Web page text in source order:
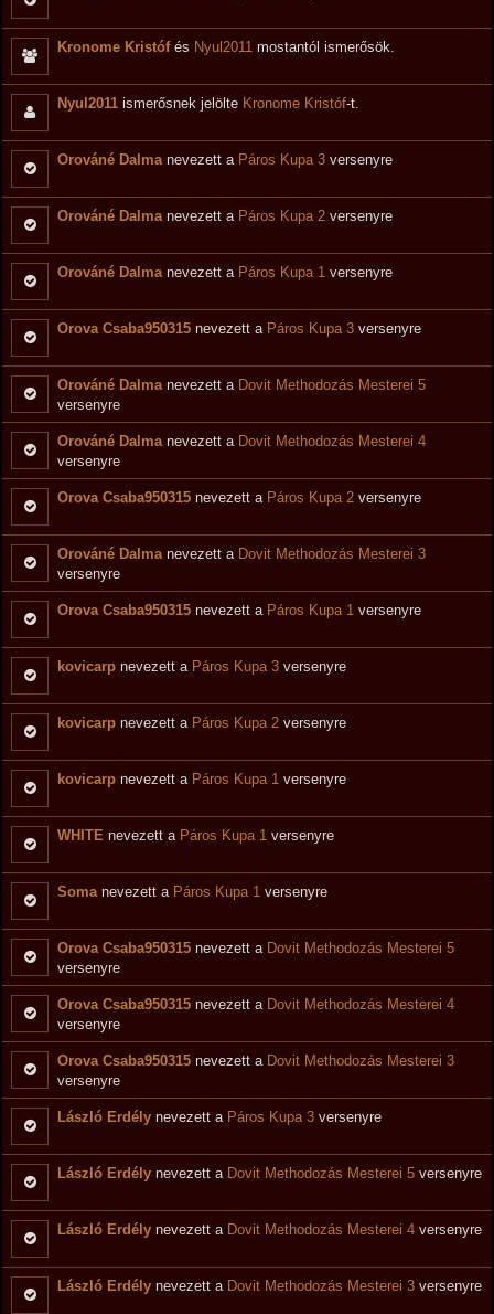
Kronome Kristófés Nyul2011 mostantól ismerősök.
Nyul2011 ismerősnek jelölte Kronome Kristóf-t.
Orováné Dalma nevezett a Páros Kupa 3 versenyre
Orováné Dalma nevezett a Páros Kupa 2 versenyre
Orováné Dalma nevezett a Páros Kupa 1 versenyre
Orova Csaba950315 nevezett a Páros Kupa 3 versenyre
Orováné Dalma nevezett a Dovit Methodozás Mesterei 5
versenyre
Orováné Dalma nevezett a Dovit Methodozás Mesterei 4
versenyre
Orova Csaba950315 nevezett a Páros Kupa 2 versenyre
Orováné Dalma nevezett a Dovit Methodozás Mesterei 3
versenyre
Orova Csaba950315 nevezett a Páros Kupa 1 versenyre
kovicarp nevezett a Páros Kupa 3 versenyre
kovicarp nevezett a Páros Kupa 2 versenyre
kovicarp nevezett a Páros Kupa 1 versenyre
WHITE nevezett a Páros Kupa 1 versenyre
Somanevezett a Páros Kupa 1 versenyre
Orova Csaba950315 nevezett a Dovit Methodozás Mesterei 5
versenyre
Orova Csaba950315 nevezett a Dovit Methodozás Mesterei 4
versenyre
Orova Csaba950315 nevezett a Dovit Methodozás Mesterei 3
versenyre
László Erdély nevezett a Páros Kupa 3 versenyre
László Erdély nevezett a Dovit Methodozás Mesterei 5 versenyre
László Erdély nevezett a Dovit Methodozás Mesterei 4 versenyre
László Erdély nevezett a Dovit Methodozás Mesterei 3 versenyre